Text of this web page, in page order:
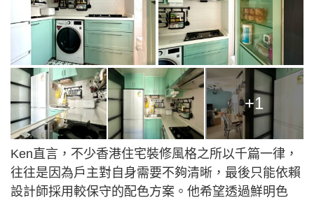
+1
Ken直言，不少香港住宅裝修風格之所以千篇一律，
往往是因為戶主對自身需要不夠清晰，最後只能依賴
設計師採用較保守的配色方案。他希望透過鮮明色